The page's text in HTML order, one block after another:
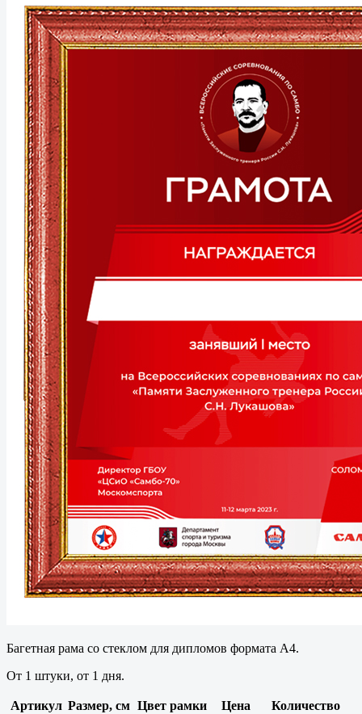
Багетная рама со стеклом для дипломов формата А4.
От 1 штуки, от 1 дня.
Артикул Размер, см Цвет рамки Цена Количество